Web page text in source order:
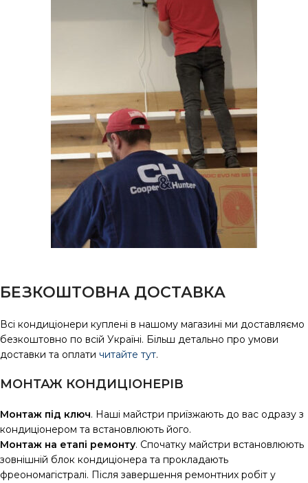
БЕЗКОШТОВНА ДОСТАВКА
Всі кондиціонери куплені в нашому магазині ми доставляємо
безкоштовно по всій Україні. Більш детально про умови
доставки та оплати читайте тут.
МОНТАЖ КОНДИЦІОНЕРІВ
Монтаж під ключ. Наші майстри приїзжають до вас одразу з
кондиціонером та встановлюють його.
Монтаж на етапі ремонту. Спочатку майстри встановлюють
зовнішній блок кондиціонера та прокладають
фреономагістралі. Після завершення ремонтних робіт у